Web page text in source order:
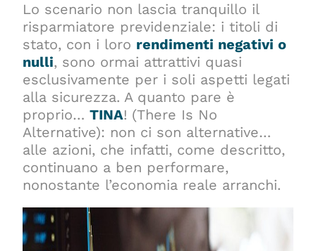
Lo scenario non lascia tranquillo il
risparmiatore previdenziale: i titoli di
stato, con i loro rendimenti negativi o
nulli, sono ormai attrattivi quasi
esclusivamente per i soli aspetti legati
alla sicurezza. A quanto pare è
proprio…TINA! (There Is No
Alternative): non ci son alternative…
alle azioni, che infatti, come descritto,
continuano a ben performare,
nonostante l’economia reale arranchi.